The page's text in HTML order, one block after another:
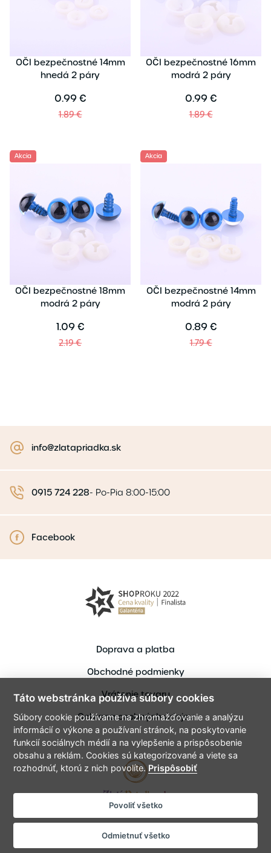
OČI bezpečnostné 14mm
hnedá 2 páry
0.99 €
1.89 €
OČI bezpečnostné 16mm
modrá 2 páry
0.99 €
1.89 €
Akcia
OČI bezpečnostné 18mm
modrá 2 páry
1.09 €
2.19 €
Akcia
OČI bezpečnostné 14mm
modrá 2 páry
0.89 €
1.79 €
info@zlatapriadka.sk
0915 724 228- Po-Pia 8:00-15:00
Facebook
Doprava a platba
Obchodné podmienky
Vrátenie tovaru
Ochrana osobných údajov
Copyright © 2021 ZlataPriadka.sk
Vytvoril bart.sk - Tvorme spolu digitálne zážitky
Táto webstránka používa súbory cookies
Súbory cookie používame na zhromažďovanie a analýzu
informácií o výkone a používaní stránok, na poskytovanie
funkcií sociálnych médií a na vylepšenie a prispôsobenie
obsahu a reklám. Cookies sú kategorizované a viete sa
rozhodnúť, ktorú z nich povolíte.Prispôsobiť
Odmietnuť všetko
Povoliť všetko